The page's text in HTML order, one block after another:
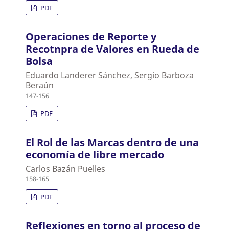
PDF
Operaciones de Reporte y
Recotnpra de Valores en Rueda de
Bolsa
Eduardo Landerer Sánchez, Sergio Barboza
Beraún
147-156
PDF
El Rol de las Marcas dentro de una
economía de libre mercado
Carlos Bazán Puelles
158-165
PDF
Reflexiones en torno al proceso de